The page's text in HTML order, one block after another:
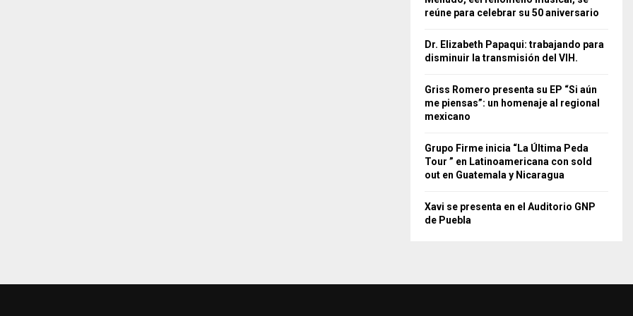
reúne para celebrar su 50 aniversario
Dr. Elizabeth Papaqui: trabajando para
disminuir la transmisión del VIH.
Griss Romero presenta su EP “Si aún
me piensas”: un homenaje al regional
mexicano
Grupo Firme inicia “La Última Peda
Tour ” en Latinoamericana con sold
out en Guatemala y Nicaragua
Xavi se presenta en el Auditorio GNP
de Puebla